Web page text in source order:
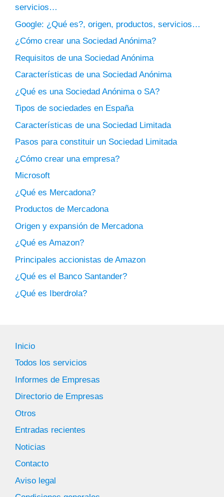
servicios…
Google: ¿Qué es?, origen, productos, servicios…
¿Cómo crear una Sociedad Anónima?
Requisitos de una Sociedad Anónima
Características de una Sociedad Anónima
¿Qué es una Sociedad Anónima o SA?
Tipos de sociedades en España
Características de una Sociedad Limitada
Pasos para constituir un Sociedad Limitada
¿Cómo crear una empresa?
Microsoft
¿Qué es Mercadona?
Productos de Mercadona
Origen y expansión de Mercadona
¿Qué es Amazon?
Principales accionistas de Amazon
¿Qué es el Banco Santander?
¿Qué es Iberdrola?
Inicio
Todos los servicios
Informes de Empresas
Directorio de Empresas
Otros
Entradas recientes
Noticias
Contacto
Aviso legal